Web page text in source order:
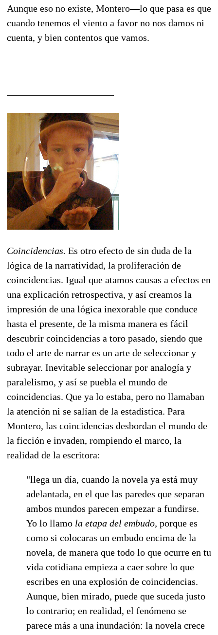
Aunque eso no existe, Montero—lo que pasa es que
cuando tenemos el viento a favor no nos damos ni
cuenta, y bien contentos que vamos.
Coincidencias. Es otro efecto de sin duda de la
lógica de la narratividad, la proliferación de
coincidencias. Igual que atamos causas a efectos en
una explicación retrospectiva, y así creamos la
impresión de una lógica inexorable que conduce
hasta el presente, de la misma manera es fácil
descubrir coincidencias a toro pasado, siendo que
todo el arte de narrar es un arte de seleccionar y
subrayar. Inevitable seleccionar por analogía y
paralelismo, y así se puebla el mundo de
coincidencias. Que ya lo estaba, pero no llamaban
la atención ni se salían de la estadística. Para
Montero, las coincidencias desbordan el mundo de
la ficción e invaden, rompiendo el marco, la
realidad de la escritora:
"llega un día, cuando la novela ya está muy
adelantada, en el que las paredes que separan
ambos mundos parecen empezar a fundirse.
Yo lo llamo la etapa del embudo, porque es
como si colocaras un embudo encima de la
novela, de manera que todo lo que ocurre en tu
vida cotidiana empieza a caer sobre lo que
escribes en una explosión de coincidencias.
Aunque, bien mirado, puede que suceda justo
lo contrario; en realidad, el fenómeno se
parece más a una inundación: la novela crece